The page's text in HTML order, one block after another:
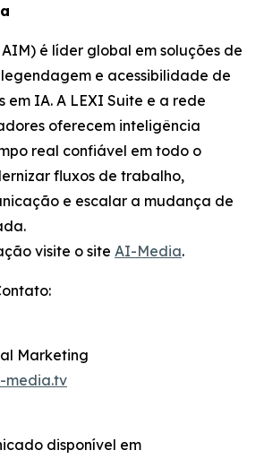
é líder global em soluções de
e acessibilidade de
em IA. A LEXI Suite e a rede
oferecem inteligência
real confiável em todo o
fluxos de trabalho,
e escalar a mudança de
visite o site AI-Media.
Marketing
media.tv
disponível em